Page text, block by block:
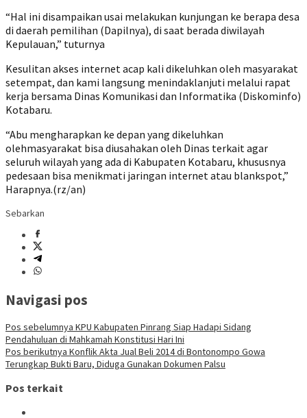
“Hal ini disampaikan usai melakukan kunjungan ke berapa desa
di daerah pemilihan (Dapilnya), di saat berada diwilayah
Kepulauan,” tuturnya
Kesulitan akses internet acap kali dikeluhkan oleh masyarakat
setempat, dan kami langsung menindaklanjuti melalui rapat
kerja bersama Dinas Komunikasi dan Informatika (Diskominfo)
Kotabaru.
“Abu mengharapkan ke depan yang dikeluhkan
olehmasyarakat bisa diusahakan oleh Dinas terkait agar
seluruh wilayah yang ada di Kabupaten Kotabaru, khususnya
pedesaan bisa menikmati jaringan internet atau blankspot,”
Harapnya.(rz/an)
Sebarkan
Navigasi pos
Pos sebelumnya KPU Kabupaten Pinrang Siap Hadapi Sidang
Pendahuluan di Mahkamah Konstitusi Hari Ini
Pos berikutnya Konflik Akta Jual Beli 2014 di Bontonompo Gowa
Terungkap Bukti Baru, Diduga Gunakan Dokumen Palsu
Pos terkait